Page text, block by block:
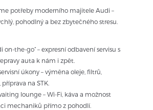
potřeby moderního majitele Audi –
pohodlný a bez zbytečného stresu.
on-the-go“ – expresní odbavení servisu s
auta k nám i zpět.
úkony – výměna oleje, filtrů,
na STK.
lounge – Wi-Fi, káva a možnost
mechaniků přímo z pohodlí.